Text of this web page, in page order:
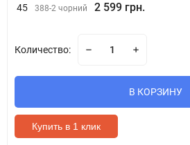
45 388-2 чорний 2 599 грн.
Количество:
В КОРЗИНУ
Купить в 1 клик